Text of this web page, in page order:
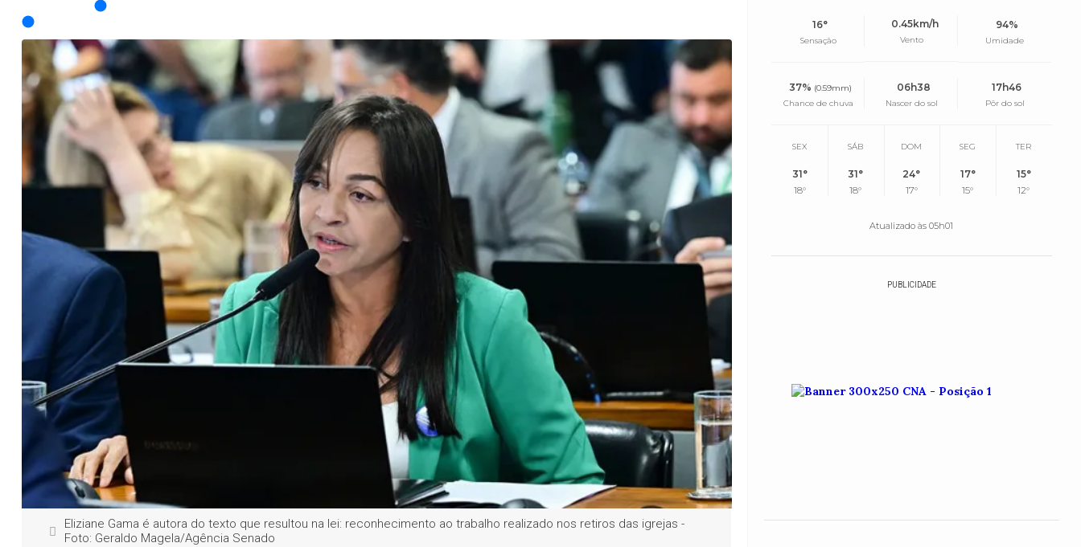
Eliziane Gama é autora do texto que resultou na lei: reconhecimento ao trabalho realizado nos retiros das igrejas -
Foto: Geraldo Magela/Agência Senado
16°
Sensação
0.45km/h
Vento
94%
Umidade
37% (0.59mm)
Chance de chuva
06h38
Nascer do sol
17h46
Pôr do sol
SEX
31°
18°
SÁB
31°
18°
DOM
24°
17°
SEG
17°
15°
TER
15°
12°
Atualizado às 05h01
PUBLICIDADE